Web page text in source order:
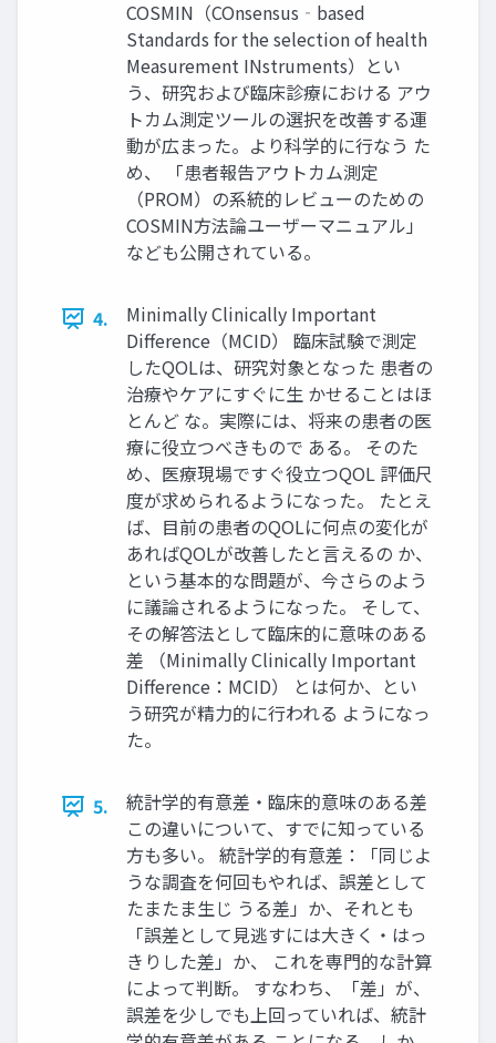
COSMIN（COnsensus‐based
Standards for the selection of health
Measurement INstruments）とい
う、研究および臨床診療における アウ
トカム測定ツールの選択を改善する運
動が広まった。より科学的に行なう た
め、 「患者報告アウトカム測定
（PROM）の系統的レビューのための
COSMIN方法論ユーザーマニュアル」
なども公開されている。
4.
Minimally Clinically Important
Difference（MCID） 臨床試験で測定
したQOLは、研究対象となった 患者の
治療やケアにすぐに生 かせることはほ
とんど な。実際には、将来の患者の医
療に役立つべきもので ある。 そのた
め、医療現場ですぐ役立つQOL 評価尺
度が求められるようになった。 たとえ
ば、目前の患者のQOLに何点の変化が
あればQOLが改善したと言えるの か、
という基本的な問題が、今さらのよう
に議論されるようになった。 そして、
その解答法として臨床的に意味のある
差 （Minimally Clinically Important
Difference：MCID） とは何か、とい
う研究が精力的に行われる ようになっ
た。
5.
統計学的有意差・臨床的意味のある差
この違いについて、すでに知っている
方も多い。 統計学的有意差：「同じよ
うな調査を何回もやれば、誤差として
たまたま生じ うる差」か、それとも
「誤差として見逃すには大きく・はっ
きりした差」か、 これを専門的な計算
によって判断。 すなわち、「差」が、
誤差を少しでも上回っていれば、統計